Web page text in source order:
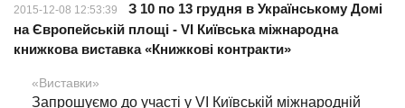
2015-12-08 12:53:39
З 10 по 13 грудня в Українському Домі
на Європейській площі - VI Київська міжнародна
книжкова виставка «Книжкові контракти»
«Виставки»
Запрошуємо до участі у VI Київській міжнародній